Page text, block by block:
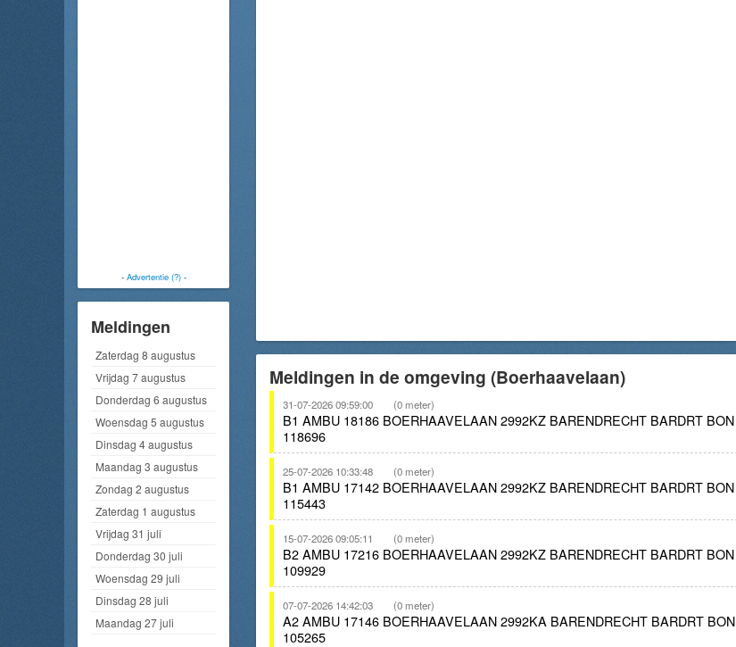
- Advertentie (?)-
Meldingen
Zaterdag 8 augustus
Vrijdag 7 augustus
Donderdag 6 augustus
Woensdag 5 augustus
Dinsdag 4 augustus
Maandag 3 augustus
Zondag 2 augustus
Zaterdag 1 augustus
Vrijdag 31 juli
Donderdag 30 juli
Woensdag 29 juli
Dinsdag 28 juli
Maandag 27 juli
Meldingen in de omgeving (Boerhaavelaan)
31-07-2026 09:59:00 (0 meter)
B1 AMBU 18186 BOERHAAVELAAN 2992KZ BARENDRECHT BARDRT BON
118696
25-07-2026 10:33:48 (0 meter)
B1 AMBU 17142 BOERHAAVELAAN 2992KZ BARENDRECHT BARDRT BON
115443
15-07-2026 09:05:11 (0 meter)
B2 AMBU 17216 BOERHAAVELAAN 2992KZ BARENDRECHT BARDRT BON
109929
07-07-2026 14:42:03 (0 meter)
A2 AMBU 17146 BOERHAAVELAAN 2992KA BARENDRECHT BARDRT BON
105265